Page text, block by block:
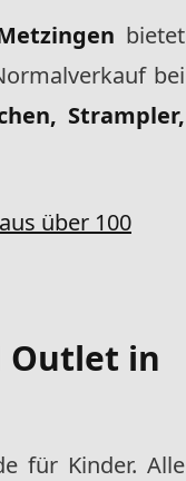
bietet
bei
Strampler,
über 100
Outlet in
für Kinder. Alle